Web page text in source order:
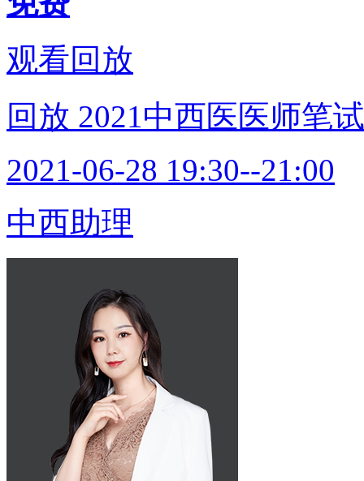
观看回放
回放 2021中西医医师笔
2021-06-28 19:30--21:00
中西助理